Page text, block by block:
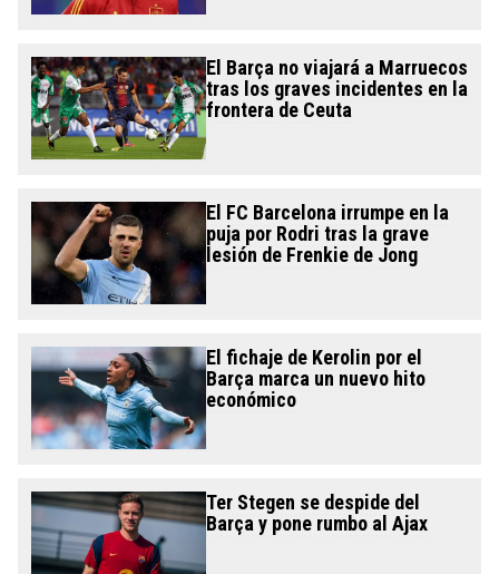
El Barça no viajará a Marruecos
tras los graves incidentes en la
frontera de Ceuta
El FC Barcelona irrumpe en la
puja por Rodri tras la grave
lesión de Frenkie de Jong
El fichaje de Kerolin por el
Barça marca un nuevo hito
económico
Ter Stegen se despide del
Barça y pone rumbo al Ajax